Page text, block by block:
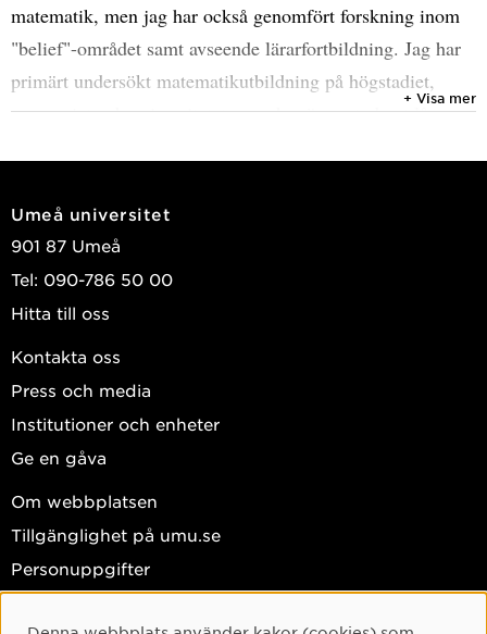
matematik, men jag har också genomfört forskning inom
"belief"-området samt avseende lärarfortbildning. Jag har
primärt undersökt matematikutbildning på högstadiet,
gymnasiet och universitetet, men har även studerat låg-
med Ewa Bergqvist som tillsammans med mig leder
Mer information om mig och min forskning finns på min
hemsida: http://osterholm.nu/
+ Visa mer
Umeå universitet
901 87 Umeå
Tel: 090-786 50 00
Hitta till oss
Kontakta oss
Press och media
Institutioner och enheter
Ge en gåva
Om webbplatsen
Tillgänglighet på umu.se
Personuppgifter